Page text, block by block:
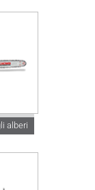
alberi